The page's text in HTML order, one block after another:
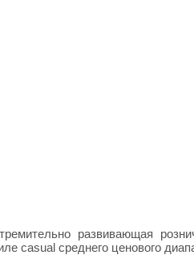
развивающая
casual среднего ценового